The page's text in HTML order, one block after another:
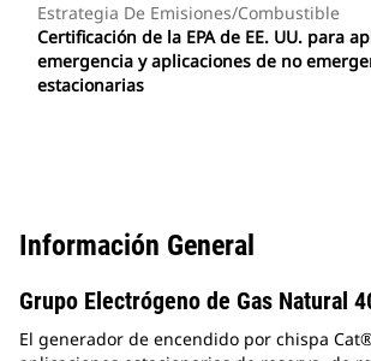
Estrategia De Emisiones/combustible
Certificación de la EPA de EE. UU. para
emergencia y aplicaciones de no
estacionarias
Información General
Grupo Electrógeno de Gas Natural
El generador de encendido por chispa